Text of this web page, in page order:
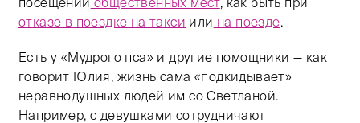
отказе в поездке на такси или на поезде.
Есть у «Мудрого пса» и другие помощники — как
говорит Юлия, жизнь сама «подкидывает»
неравнодушных людей им со Светланой.
Например, с девушками сотрудничают